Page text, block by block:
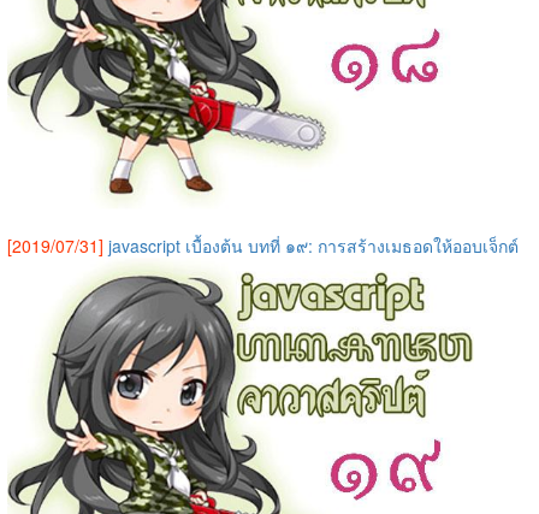
[2019/07/31] javascript เบื้องต้น บทที่ ๑๙: การสร้างเมธอดให้ออบเจ็กต์